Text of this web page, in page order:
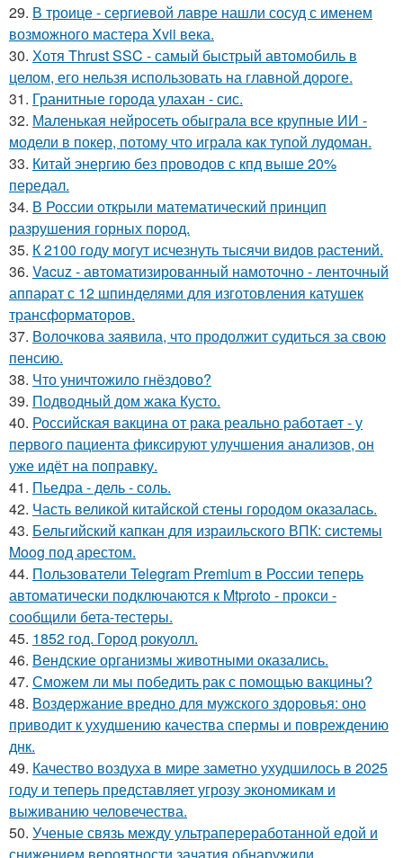
29. В троице - сергиевой лавре нашли сосуд с именем
возможного мастера Xvii века.
30. Хотя Thrust SSC - самый быстрый автомобиль в
целом, его нельзя использовать на главной дороге.
31. Гранитные города улахан - сис.
32. Маленькая нейросеть обыграла все крупные ИИ -
модели в покер, потому что играла как тупой лудоман.
33. Китай энергию без проводов с кпд выше 20%
передал.
34. В России открыли математический принцип
разрушения горных пород.
35. К 2100 году могут исчезнуть тысячи видов растений.
36. Vacuz - автоматизированный намоточно - ленточный
аппарат с 12 шпинделями для изготовления катушек
трансформаторов.
37. Волочкова заявила, что продолжит судиться за свою
пенсию.
38. Что уничтожило гнёздово?
39. Подводный дом жака Кусто.
40. Российская вакцина от рака реально работает - у
первого пациента фиксируют улучшения анализов, он
уже идёт на поправку.
41. Пьедра - дель - соль.
42. Часть великой китайской стены городом оказалась.
43. Бельгийский капкан для израильского ВПК: системы
Moog под арестом.
44. Пользователи Telegram Premium в России теперь
автоматически подключаются к Mtproto - прокси -
сообщили бета-тестеры.
45. 1852 год. Город рокуолл.
46. Вендские организмы животными оказались.
47. Сможем ли мы победить рак с помощью вакцины?
48. Воздержание вредно для мужского здоровья: оно
приводит к ухудшению качества спермы и повреждению
днк.
49. Качество воздуха в мире заметно ухудшилось в 2025
году и теперь представляет угрозу экономикам и
выживанию человечества.
50. Ученые связь между ультрапереработанной едой и